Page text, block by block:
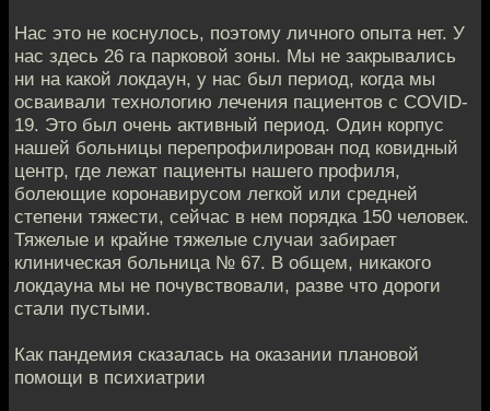
Нас это не коснулось, поэтому личного опыта нет. У
нас здесь 26 га парковой зоны. Мы не закрывались
ни на какой локдаун, у нас был период, когда мы
осваивали технологию лечения пациентов с COVID-
19. Это был очень активный период. Один корпус
нашей больницы перепрофилирован под ковидный
центр, где лежат пациенты нашего профиля,
болеющие коронавирусом легкой или средней
степени тяжести, сейчас в нем порядка 150 человек.
Тяжелые и крайне тяжелые случаи забирает
клиническая больница № 67. В общем, никакого
локдауна мы не почувствовали, разве что дороги
стали пустыми.
Как пандемия сказалась на оказании плановой
помощи в психиатрии